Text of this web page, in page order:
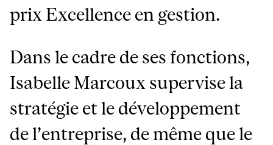
prix Excellence en gestion.
Dans le cadre de ses fonctions,
Isabelle Marcoux supervise la
stratégie et le développement
de l’entreprise, de même que le